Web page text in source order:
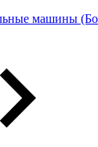
машины